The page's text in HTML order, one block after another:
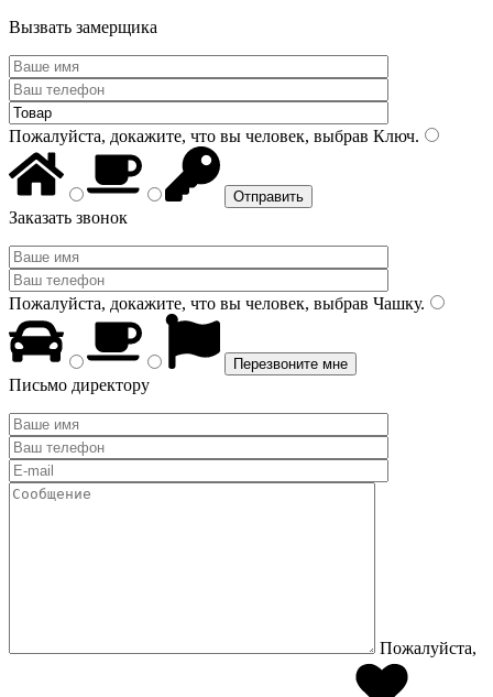
Вызвать замерщика
Пожалуйста, докажите, что вы человек, выбрав Ключ.
Заказать звонок
Пожалуйста, докажите, что вы человек, выбрав Чашку.
Письмо директору
Пожалуйста,